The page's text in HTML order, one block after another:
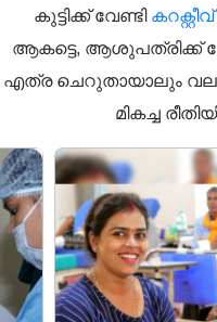
കുട്ടിക്ക് വേണ്ടി
ആകട്ടെ, ആശുപത്രിക്ക്
എത്ര ചെറുതായാലും
മികച്ച